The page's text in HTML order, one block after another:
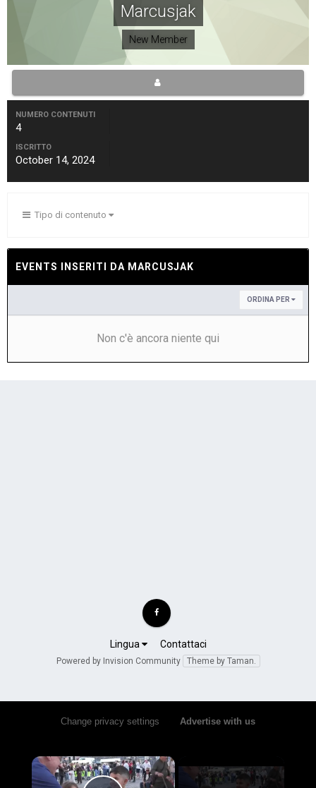
Marcusjak
New Member
NUMERO CONTENUTI
4
ISCRITTO
October 14, 2024
Tipo di contenuto
EVENTS INSERITI DA MARCUSJAK
ORDINA PER
Non c'è ancora niente qui
Lingua Contattaci
Powered by Invision Community Theme by Taman.
Change privacy settings Advertise with us
×